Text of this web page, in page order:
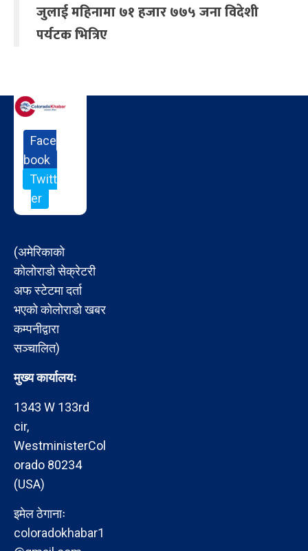
जुलाई महिनामा ७१ हजार ७७५ जना विदेशी
पर्यटक भित्रिए
Face
book
Twitt
er
(अमेरिकाको
कोलोराडो सेक्रेटरी
अफ स्टेटमा दर्ता
भएको कोलोराडो खबर
कम्पनीद्वारा
सञ्चालित)
मुख्य कार्यालयः
1343 W 133rd
cir,
WestministerCol
orado 80234
(USA)
इमेल ठेगानाः
coloradokhabar1